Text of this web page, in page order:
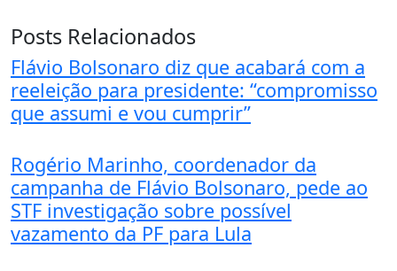
Posts Relacionados
Flávio Bolsonaro diz que acabará com a
reeleição para presidente: “compromisso
que assumi e vou cumprir”
Rogério Marinho, coordenador da
campanha de Flávio Bolsonaro, pede ao
STF investigação sobre possível
vazamento da PF para Lula